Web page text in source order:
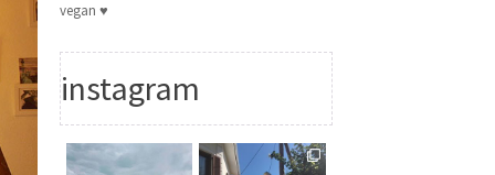
vegan ♥
instagram